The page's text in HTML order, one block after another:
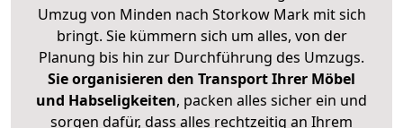
Umzug von Minden nach Storkow Mark mit sich
bringt. Sie kümmern sich um alles, von der
Planung bis hin zur Durchführung des Umzugs.
Sie organisieren den Transport Ihrer Möbel
und Habseligkeiten, packen alles sicher ein und
sorgen dafür, dass alles rechtzeitig an Ihrem